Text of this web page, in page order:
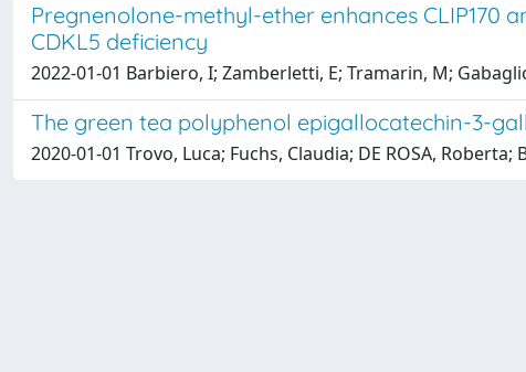
Pregnenolone-methyl-ether enhances
CDKL5 deficiency
2022-01-01 Barbiero, I; Zamberletti, E; Tramarin, M;
The green tea polyphenol epigallocatechin-3-
2020-01-01 Trovo, Luca; Fuchs, Claudia; DE ROSA,